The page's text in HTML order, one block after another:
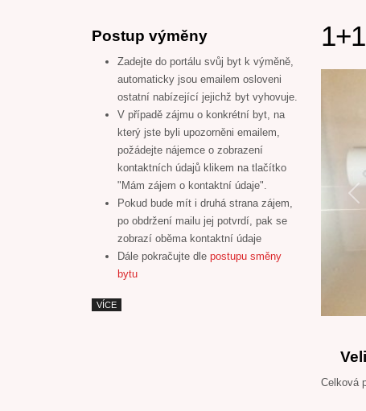
Postup výměny
Zadejte do portálu svůj byt k výměně,
automaticky jsou emailem osloveni
ostatní nabízející jejichž byt vyhovuje.
V případě zájmu o konkrétní byt, na
který jste byli upozorněni emailem,
požádejte nájemce o zobrazení
kontaktních údajů klikem na tlačítko
"Mám zájem o kontaktní údaje".
Pokud bude mít i druhá strana zájem,
po obdržení mailu jej potvrdí, pak se
zobrazí oběma kontaktní údaje
Dále pokračujte dle postupu směny
bytu
VÍCE
Celková